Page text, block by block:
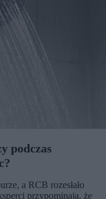
podczas
a RCB rozesłało
przypominają, że